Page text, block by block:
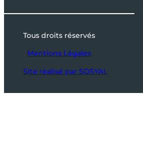
Tous droits réservés
Mentions Légales
Site réalisé par SOSYAL